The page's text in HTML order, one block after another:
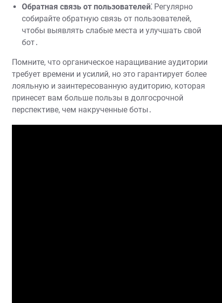
Обратная связь от пользователей⁚ Регулярно
собирайте обратную связь от пользователей,
чтобы выявлять слабые места и улучшать свой
бот․
Помните, что органическое наращивание аудитории
требует времени и усилий, но это гарантирует более
лояльную и заинтересованную аудиторию, которая
принесет вам больше пользы в долгосрочной
перспективе, чем накрученные боты․